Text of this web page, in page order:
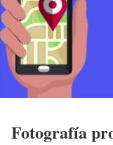
Fotografía